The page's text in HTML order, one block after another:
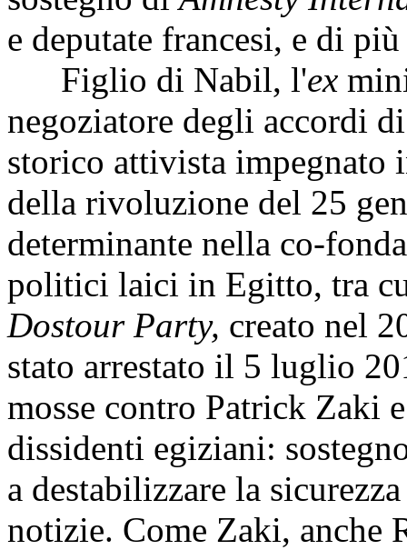
e deputate francesi, e di
Figlio di Nabil, l'ex
negoziatore degli accordi
storico attivista
della rivoluzione del 25
determinante nella co-
politici laici in Egitto, tra
Dostour Party, creato nel
stato arrestato il 5 luglio
mosse contro Patrick Zaki
dissidenti egiziani:
a destabilizzare la
notizie. Come Zaki, anche